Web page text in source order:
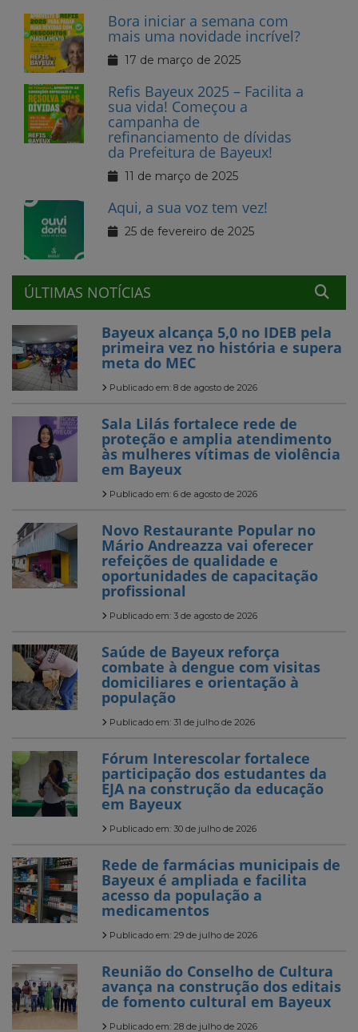
Bora iniciar a semana com
mais uma novidade incrível?
17 de março de 2025
Refis Bayeux 2025 – Facilita a
sua vida! Começou a
campanha de
refinanciamento de dívidas
da Prefeitura de Bayeux!
11 de março de 2025
Aqui, a sua voz tem vez!
25 de fevereiro de 2025
ÚLTIMAS NOTÍCIAS
Bayeux alcança 5,0 no IDEB pela
primeira vez no história e supera
meta do MEC
Publicado em: 8 de agosto de 2026
Sala Lilás fortalece rede de
proteção e amplia atendimento
às mulheres vítimas de violência
em Bayeux
Publicado em: 6 de agosto de 2026
Novo Restaurante Popular no
Mário Andreazza vai oferecer
refeições de qualidade e
oportunidades de capacitação
profissional
Publicado em: 3 de agosto de 2026
Saúde de Bayeux reforça
combate à dengue com visitas
domiciliares e orientação à
população
Publicado em: 31 de julho de 2026
Fórum Interescolar fortalece
participação dos estudantes da
EJA na construção da educação
em Bayeux
Publicado em: 30 de julho de 2026
Rede de farmácias municipais de
Bayeux é ampliada e facilita
acesso da população a
medicamentos
Publicado em: 29 de julho de 2026
Reunião do Conselho de Cultura
avança na construção dos editais
de fomento cultural em Bayeux
Publicado em: 28 de julho de 2026